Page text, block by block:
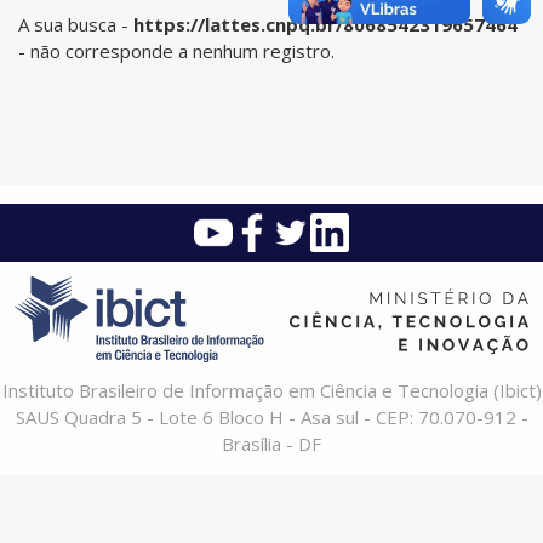
A sua busca - https://lattes.cnpq.br/8068542319657464
- não corresponde a nenhum registro.
Instituto Brasileiro de Informação em Ciência e Tecnologia (Ibict)
SAUS Quadra 5 - Lote 6 Bloco H - Asa sul - CEP: 70.070-912 -
Brasília - DF